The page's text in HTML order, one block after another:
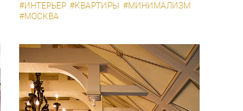
#ИНТЕРЬЕР #КВАРТИРЫ #МИНИМАЛИЗМ
#МОСКВА